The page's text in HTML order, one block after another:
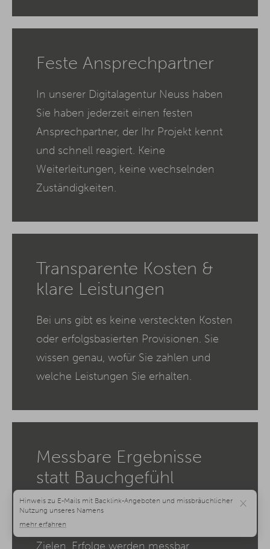
Feste Ansprechpartner
In unserer Digitalagentur Neuss haben
Sie haben jederzeit einen festen
Ansprechpartner, der Ihr Projekt kennt
und schnell reagiert. Keine
Weiterleitungen, keine wechselnden
Zuständigkeiten.
Transparente Kosten &
klare Leistungen
Bei uns gibt es keine versteckten Kosten
oder erfolgsbasierten Provisionen. Sie
wissen genau, wofür Sie zahlen und
welche Leistungen Sie erhalten.
Messbare Ergebnisse
statt Bauchgefühl
Alle Maßnahmen unserer Werbeagentur
basieren auf Daten und klar definierten
Zielen. Erfolge werden messbar
×